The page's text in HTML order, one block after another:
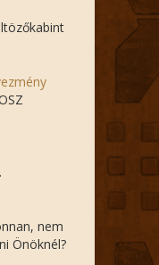
nem
Önöknél?